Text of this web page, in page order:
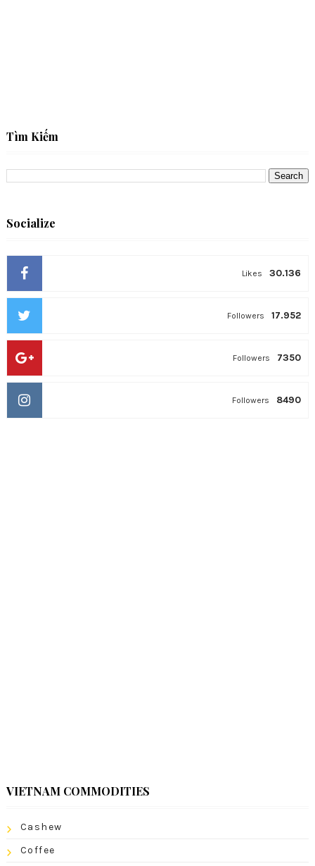
Tìm Kiếm
Socialize
30.136
Likes
17.952
Followers
7350
Followers
8490
Followers
VIETNAM COMMODITIES
Cashew
Coffee